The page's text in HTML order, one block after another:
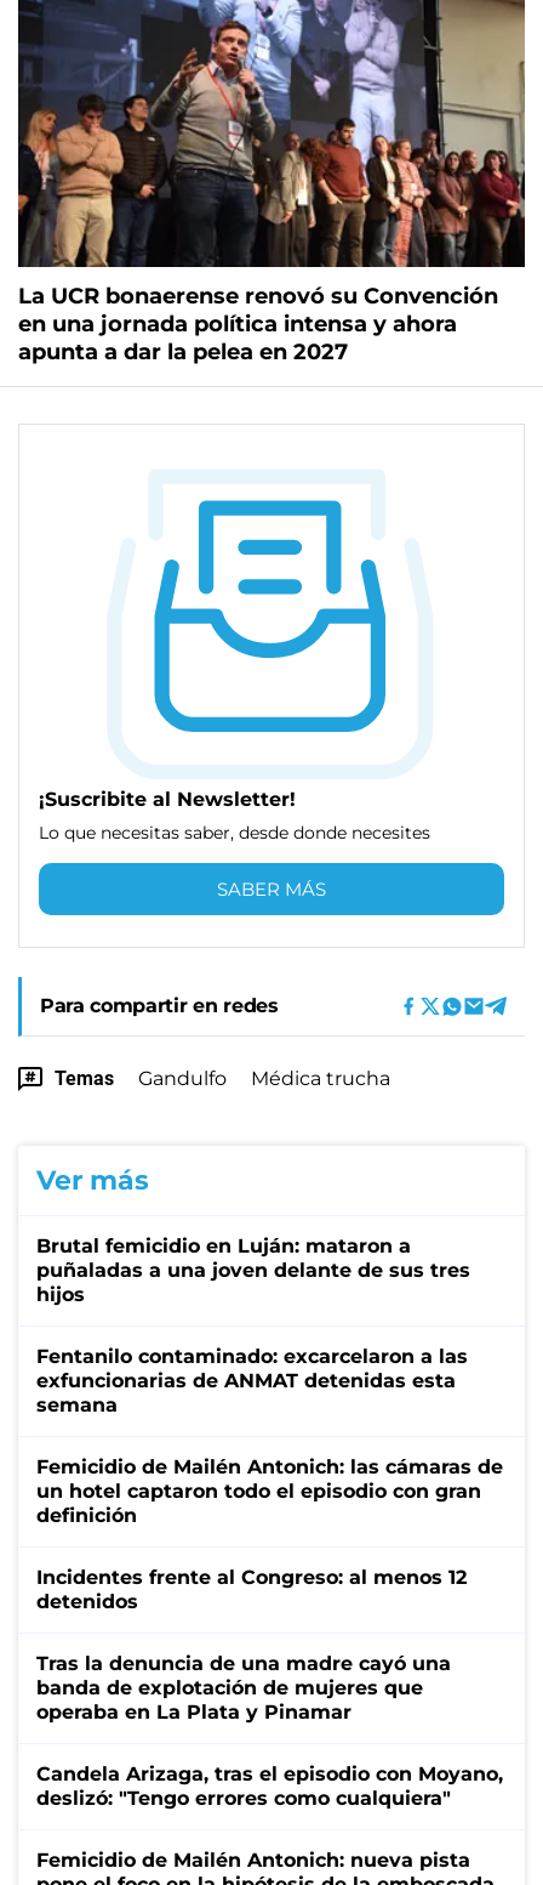
La UCR bonaerense renovó su Convención
en una jornada política intensa y ahora
apunta a dar la pelea en 2027
¡Suscribite al Newsletter!
Lo que necesitas saber, desde donde necesites
SABER MÁS
Para compartir en redes
Temas Gandulfo Médica trucha
Ver más
Brutal femicidio en Luján: mataron a
puñaladas a una joven delante de sus tres
hijos
Fentanilo contaminado: excarcelaron a las
exfuncionarias de ANMAT detenidas esta
semana
Femicidio de Mailén Antonich: las cámaras de
un hotel captaron todo el episodio con gran
definición
Incidentes frente al Congreso: al menos 12
detenidos
Tras la denuncia de una madre cayó una
banda de explotación de mujeres que
operaba en La Plata y Pinamar
Candela Arizaga, tras el episodio con Moyano,
deslizó: "Tengo errores como cualquiera"
Femicidio de Mailén Antonich: nueva pista